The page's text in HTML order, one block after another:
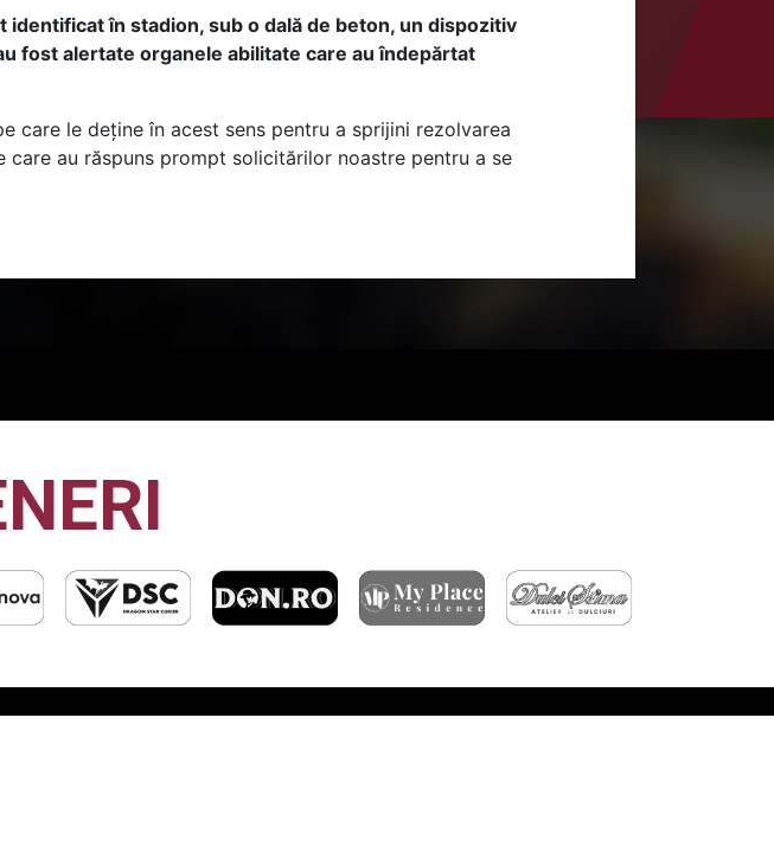
în stadion, sub o dală de beton, un dispozitiv
fost alertate organele abilitate care au îndepărtat
care le deține în acest sens pentru a sprijini rezolvarea
au răspuns prompt solicitărilor noastre pentru a se